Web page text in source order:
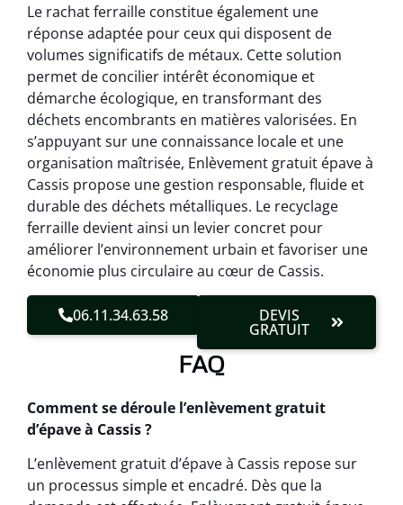
Le rachat ferraille constitue également une
réponse adaptée pour ceux qui disposent de
volumes significatifs de métaux. Cette solution
permet de concilier intérêt économique et
démarche écologique, en transformant des
déchets encombrants en matières valorisées. En
s’appuyant sur une connaissance locale et une
organisation maîtrisée, Enlèvement gratuit épave à
Cassis propose une gestion responsable, fluide et
durable des déchets métalliques. Le recyclage
ferraille devient ainsi un levier concret pour
améliorer l’environnement urbain et favoriser une
économie plus circulaire au cœur de Cassis.
06.11.34.63.58 DEVIS
GRATUIT
FAQ
Comment se déroule l’enlèvement gratuit
d’épave à Cassis ?
L’enlèvement gratuit d’épave à Cassis repose sur
un processus simple et encadré. Dès que la